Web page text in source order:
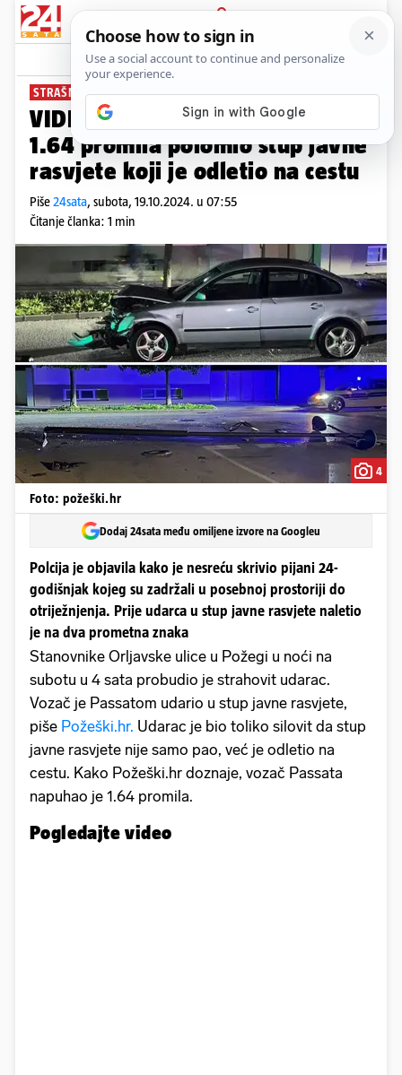
PRIJAVA
News Komentari
STRAŠNO
VIDEO Noćni kaos u Požegi! S
1.64 promila polomio stup javne
rasvjete koji je odletio na cestu
Piše24sata, subota, 19.10.2024. u 07:55
Čitanje članka: 1 min
4
Foto: požeški.hr
Dodaj 24sata među omiljene izvore na Googleu
Polcija je objavila kako je nesreću skrivio pijani 24-
godišnjak kojeg su zadržali u posebnoj prostoriji do
otriježnjenja. Prije udarca u stup javne rasvjete naletio
je na dva prometna znaka
Stanovnike Orljavske ulice u Požegi u noći na
subotu u 4 sata probudio je strahovit udarac.
Vozač je Passatom udario u stup javne rasvjete,
piše Požeški.hr. Udarac je bio toliko silovit da stup
javne rasvjete nije samo pao, već je odletio na
cestu. Kako Požeški.hr doznaje, vozač Passata
napuhao je 1.64 promila.
Pogledajte video